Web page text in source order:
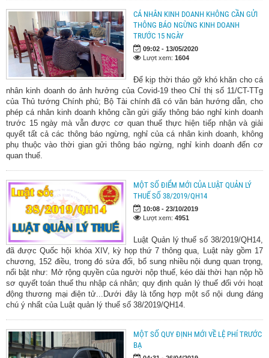
CÁ NHÂN KINH DOANH KHÔNG CẦN GỬI
THÔNG BÁO NGỪNG KINH DOANH
TRƯỚC 15 NGÀY
09:02 - 13/05/2020
Lượt xem: 1604
Để kịp thời tháo gỡ khó khăn cho cá
nhân kinh doanh do ảnh hưởng của Covid-19 theo Chỉ thị số 11/CT-TTg
của Thủ tướng Chính phủ; Bộ Tài chính đã có văn bản hướng dẫn, cho
phép cá nhân kinh doanh không cần gửi giấy thông báo nghỉ kinh doanh
trước 15 ngày mà vẫn được cơ quan thuế thực hiện tiếp nhận và giải
quyết tất cả các thông báo ngừng, nghỉ của cá nhân kinh doanh, không
phụ thuộc vào thời gian gửi thông báo ngừng, nghỉ kinh doanh đến cơ
quan thuế.
MỘT SỐ ĐIỂM MỚI CỦA LUẬT QUẢN LÝ
THUẾ SỐ 38/2019/QH14
10:08 - 23/10/2019
Lượt xem: 4951
Luật Quản lý thuế số 38/2019/QH14,
đã được Quốc hội khóa XIV, kỳ họp thứ 7 thông qua, Luật này gồm 17
chương, 152 điều, trong đó sửa đổi, bổ sung nhiều nội dung quan trọng,
nổi bật như: Mở rộng quyền của người nộp thuế, kéo dài thời hạn nộp hồ
sơ quyết toán thuế thu nhập cá nhân; quy định quản lý thuế đối với hoạt
động thương mại điện tử...Dưới đây là tổng hợp một số nội dung đáng
chú ý nhất của Luật quản lý thuế số 38/2019/QH14.
MỘT SỐ QUY ĐỊNH MỚI VỀ LỆ PHÍ TRƯỚC
BẠ